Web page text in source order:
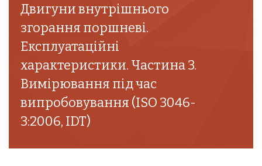
Двигуни внутрішнього
згорання поршневі.
Експлуатаційні
характеристики. Частина 3.
Вимірювання під час
випробовування (ISO 3046-
3:2006, IDT)